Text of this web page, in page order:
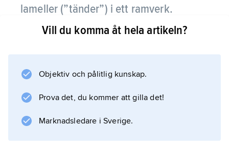
lameller (”tänder”) i ett ramverk.
Mellan lamellerna träs varptrådarna, varefter
lamelltätheten. Vävskedstillverkning bedrevs i
och Dalarna under 1800-talet. Numera
fabriceras de i Markaryd och Mora.
Vill du komma åt hela artikeln?
Objektiv och pålitlig kunskap.
Prova det, du kommer att gilla det!
Marknadsledare i Sverige.